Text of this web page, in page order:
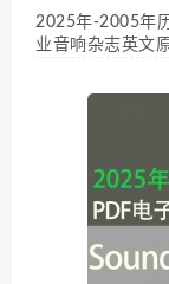
2025年-2005年
业音响杂志英文